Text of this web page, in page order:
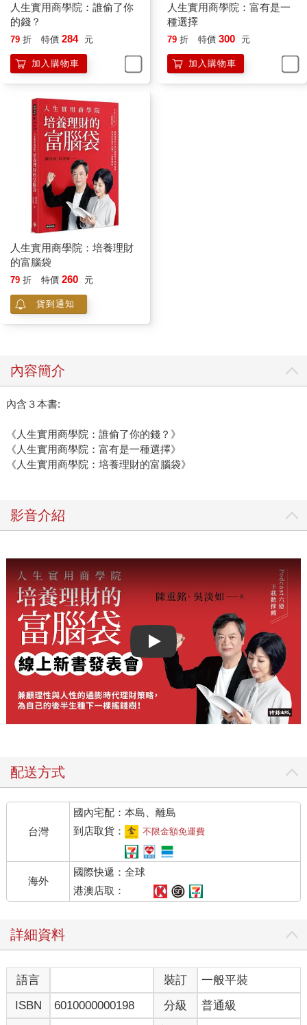
人生實用商學院：誰偷了你
的錢？
79 折 特價 284 元
加入購物車
人生實用商學院：富有是一
種選擇
79 折 特價 300 元
加入購物車
人生實用商學院：培養理財
的富腦袋
79 折 特價 260 元
貨到通知
內容簡介
內含３本書:
《人生實用商學院：誰偷了你的錢？》
《人生實用商學院：富有是一種選擇》
《人生實用商學院：培養理財的富腦袋》
影音介紹
Play video
配送方式
台灣
國內宅配：本島、離島
到店取貨：
不限金額免運費
海外
國際快遞：全球
港澳店取：
詳細資料
語言 裝訂
一般平裝
ISBN
6010000000198 分級
普通級